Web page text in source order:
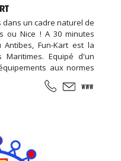
dans un cadre naturel de
ou Nice ! A 30 minutes
Fun-Kart est la
Equipé d'un
aux normes
mécanique, et un
également une piste de